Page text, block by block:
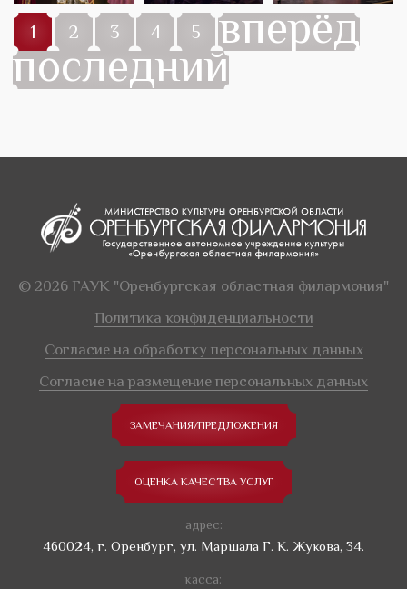
1 2 3 4 5 вперёд
последний
© 2026 ГАУК "Оренбургская областная филармония"
Политика конфиденциальности
Согласие на обработку персональных данных
Согласие на размещение персональных данных
ЗАМЕЧАНИЯ/ПРЕДЛОЖЕНИЯ
ОЦЕНКА КАЧЕСТВА УСЛУГ
адрес:
460024, г. Оренбург, ул. Маршала Г. К. Жукова, 34.
касса: